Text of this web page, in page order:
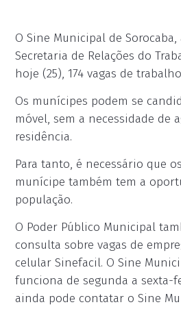
O Sine Municipal de
Secretaria de Relações do
hoje (25), 174 vagas de
Os munícipes podem se
móvel, sem a necessidade de
residência.
Para tanto, é necessário que
munícipe também tem a
população.
O Poder Público Municipal
consulta sobre vagas de
celular Sinefacil. O Sine
funciona de segunda a sexta-
ainda pode contatar o Sine